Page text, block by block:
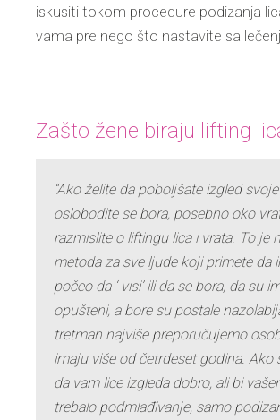
iskusiti tokom procedure podizanja
vama pre nego što nastavite sa
Zašto žene biraju lifting
“Ako želite da poboljšate izgled
oslobodite se bora, posebno oko
razmislite o liftingu lica i vrata. To je
metoda za sve ljude koji primete da
počeo da ‘ visi’ ili da se bora, da su
opušteni, a bore su postale
tretman najviše preporučujemo
imaju više od četrdeset godina. Ako
da vam lice izgleda dobro, ali bi
trebalo podmlađivanje, samo